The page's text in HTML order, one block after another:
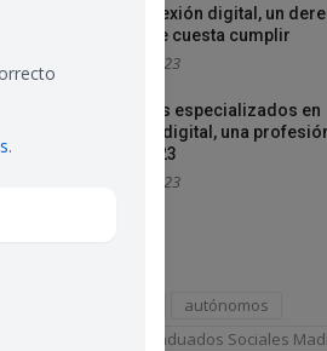
La desconexión digital, un
laboral que cuesta cumplir
9 febrero, 2023
Autónomos especializados en
contenido digital, una
alza en 2023
3 febrero, 2023
autónomos
Colegio Graduados Sociales
.